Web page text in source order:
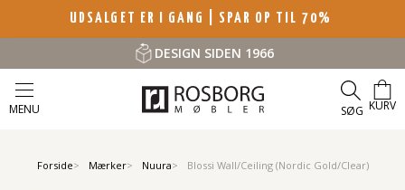
UDSALGET ER I GANG | SPAR OP TIL 70%
DESIGN SIDEN 1966
MENU SØG KURV
Forside Mærker Nuura Blossi Wall/Ceiling (Nordic Gold/Clear)